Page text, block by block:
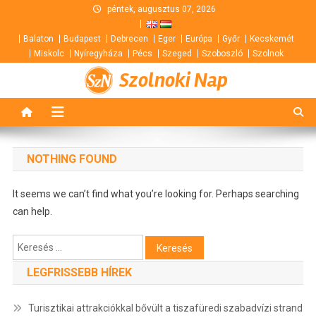
content
péntek, augusztus 07, 2026
Balaton Budapest Debrecen Eger Európa Győr
Kecskemét
Miskolc
Nyíregyháza Pécs Szeged Szoboszló Szolnok
Szolnoki Nap
NOTHING FOUND
It seems we can’t find what you’re looking for. Perhaps searching
can help.
Keresés:
LEGFRISSEBB HÍREK
Turisztikai attrakciókkal bővült a tiszafüredi szabadvízi strand